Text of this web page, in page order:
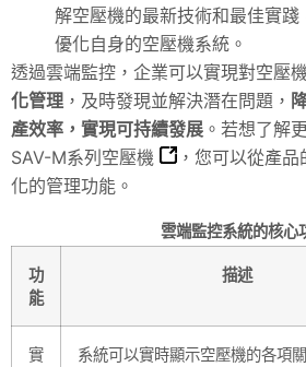
解空壓機的最新技術和最佳實踐
優化自身的空壓機系統。
透過雲端監控，企業可以實現對空壓
化管理 ，及時發現並解決潛在問題，
產效率，實現可持續發展 。若想了解
SAV-M系列空壓機
，您可以從產
化的管理功能。
雲端監控系統的核心
功
能
描述
實
系統可以實時顯示空壓機的各項